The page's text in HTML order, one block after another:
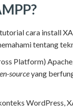
cara install
tentang
Platform)
sourceyang
WordPress,